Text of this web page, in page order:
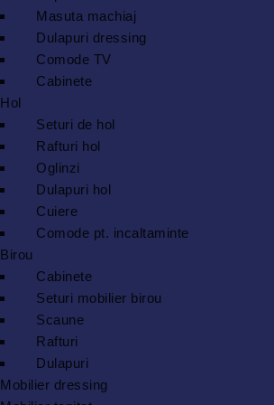
Masuta machiaj
Dulapuri dressing
Comode TV
Cabinete
Hol
Seturi de hol
Rafturi hol
Oglinzi
Dulapuri hol
Cuiere
Comode pt. incaltaminte
Birou
Cabinete
Seturi mobilier birou
Scaune
Rafturi
Dulapuri
Mobilier dressing